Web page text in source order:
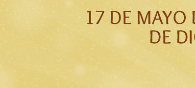
17 DE MAYO
DE